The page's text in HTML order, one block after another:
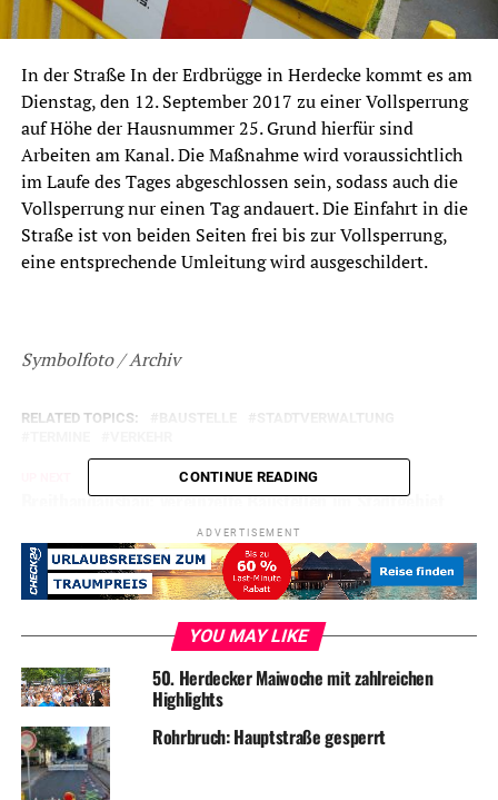
In der Straße In der Erdbrügge in Herdecke kommt es am
Dienstag, den 12. September 2017 zu einer Vollsperrung
auf Höhe der Hausnummer 25. Grund hierfür sind
Arbeiten am Kanal. Die Maßnahme wird voraussichtlich
im Laufe des Tages abgeschlossen sein, sodass auch die
Vollsperrung nur einen Tag andauert. Die Einfahrt in die
Straße ist von beiden Seiten frei bis zur Vollsperrung,
eine entsprechende Umleitung wird ausgeschildert.
Symbolfoto / Archiv
RELATED TOPICS: BAUSTELLE
STADTVERWALTUNG
Breitbandausbau: vereinzelte Baustellen im Stadtgebiet
Bioabfall-Tonnen werden Mitte September gereinigt
CONTINUE READING
ADVERTISEMENT
YOU MAY LIKE
50. Herdecker Maiwoche mit zahlreichen
Highlights
Rohrbruch: Hauptstraße gesperrt